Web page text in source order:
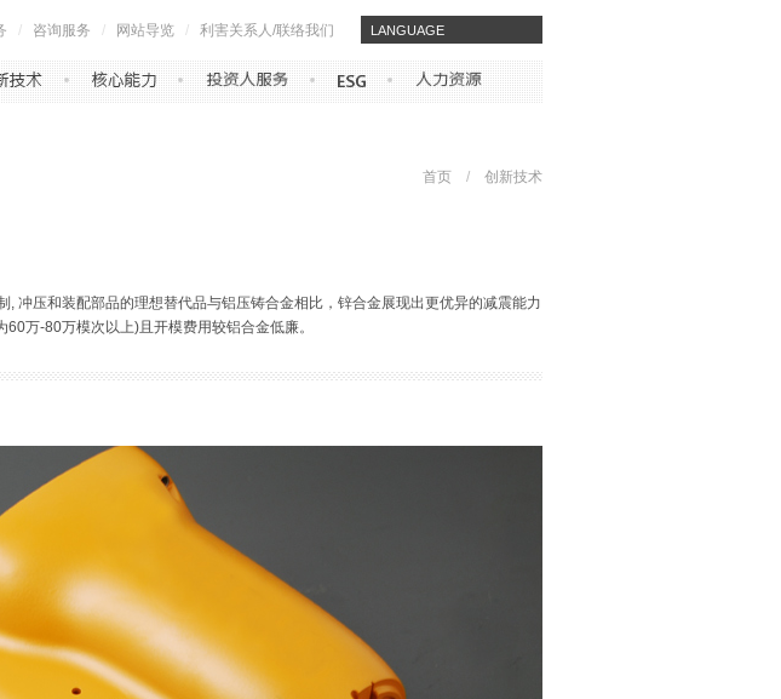
首页 / 创新技术
, 冲压和装配部品的理想替代品与铝压铸合金相比，锌合金展现出更优异的减震能力
万-80万模次以上)且开模费用较铝合金低廉。
/ 咨询服务 / 网站导览 / 利害关系人/联络我们 ​​LANGUAGE